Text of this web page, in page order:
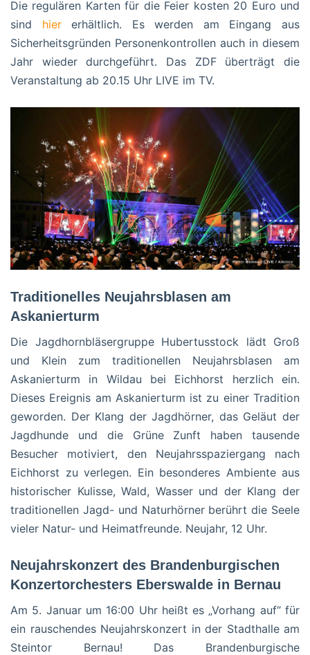
Die regulären Karten für die Feier kosten 20 Euro und
sind hiererhältlich. Es werden am Eingang aus
Sicherheitsgründen Personenkontrollen auch in diesem
Jahr wieder durchgeführt. Das ZDF überträgt die
Veranstaltung ab 20.15 Uhr LIVE im TV.
Traditionelles Neujahrsblasen am
Askanierturm
Die Jagdhornbläsergruppe Hubertusstock lädt Groß
und Klein zum traditionellen Neujahrsblasen am
Askanierturm in Wildau bei Eichhorst herzlich ein.
Dieses Ereignis am Askanierturm ist zu einer Tradition
geworden. Der Klang der Jagdhörner, das Geläut der
Jagdhunde und die Grüne Zunft haben tausende
Besucher motiviert, den Neujahrsspaziergang nach
Eichhorst zu verlegen. Ein besonderes Ambiente aus
historischer Kulisse, Wald, Wasser und der Klang der
traditionellen Jagd- und Naturhörner berührt die Seele
vieler Natur- und Heimatfreunde. Neujahr, 12 Uhr.
Neujahrskonzert des Brandenburgischen
Konzertorchesters Eberswalde in Bernau
Am 5. Januar um 16:00 Uhr heißt es „Vorhang auf“ für
ein rauschendes Neujahrskonzert in der Stadthalle am
Steintor Bernau! Das Brandenburgische